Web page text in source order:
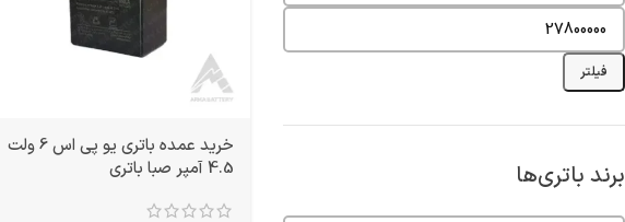
فیلتر
برند باتری‌ها
خرید عمده باتری یو پی اس 6 ولت
4.5 آمپر صبا باتری